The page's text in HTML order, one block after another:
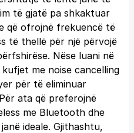
të gjatë pa shkaktuar
që ofrojnë frekuencë të
të thellë për një përvojë
Nëse luani në
me noise cancelling
për të eliminuar
ata që preferojnë
me Bluetooth dhe
ideale. Gjithashtu,